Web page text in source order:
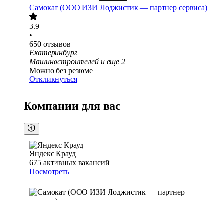
Самокат (ООО ИЗИ Лоджистик — партнер сервиса)
3.9
•
650 отзывов
Екатеринбург
Машиностроителей и еще 2
Можно без резюме
Откликнуться
Компании для вас
Яндекс Крауд
675 активных вакансий
Посмотреть